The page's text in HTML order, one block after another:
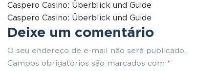
Caspero Casino: Überblick und Guide
Caspero Casino: Überblick und Guide
Deixe um comentário
O seu endereço de e-mail não será publicado.
Campos obrigatórios são marcados com *